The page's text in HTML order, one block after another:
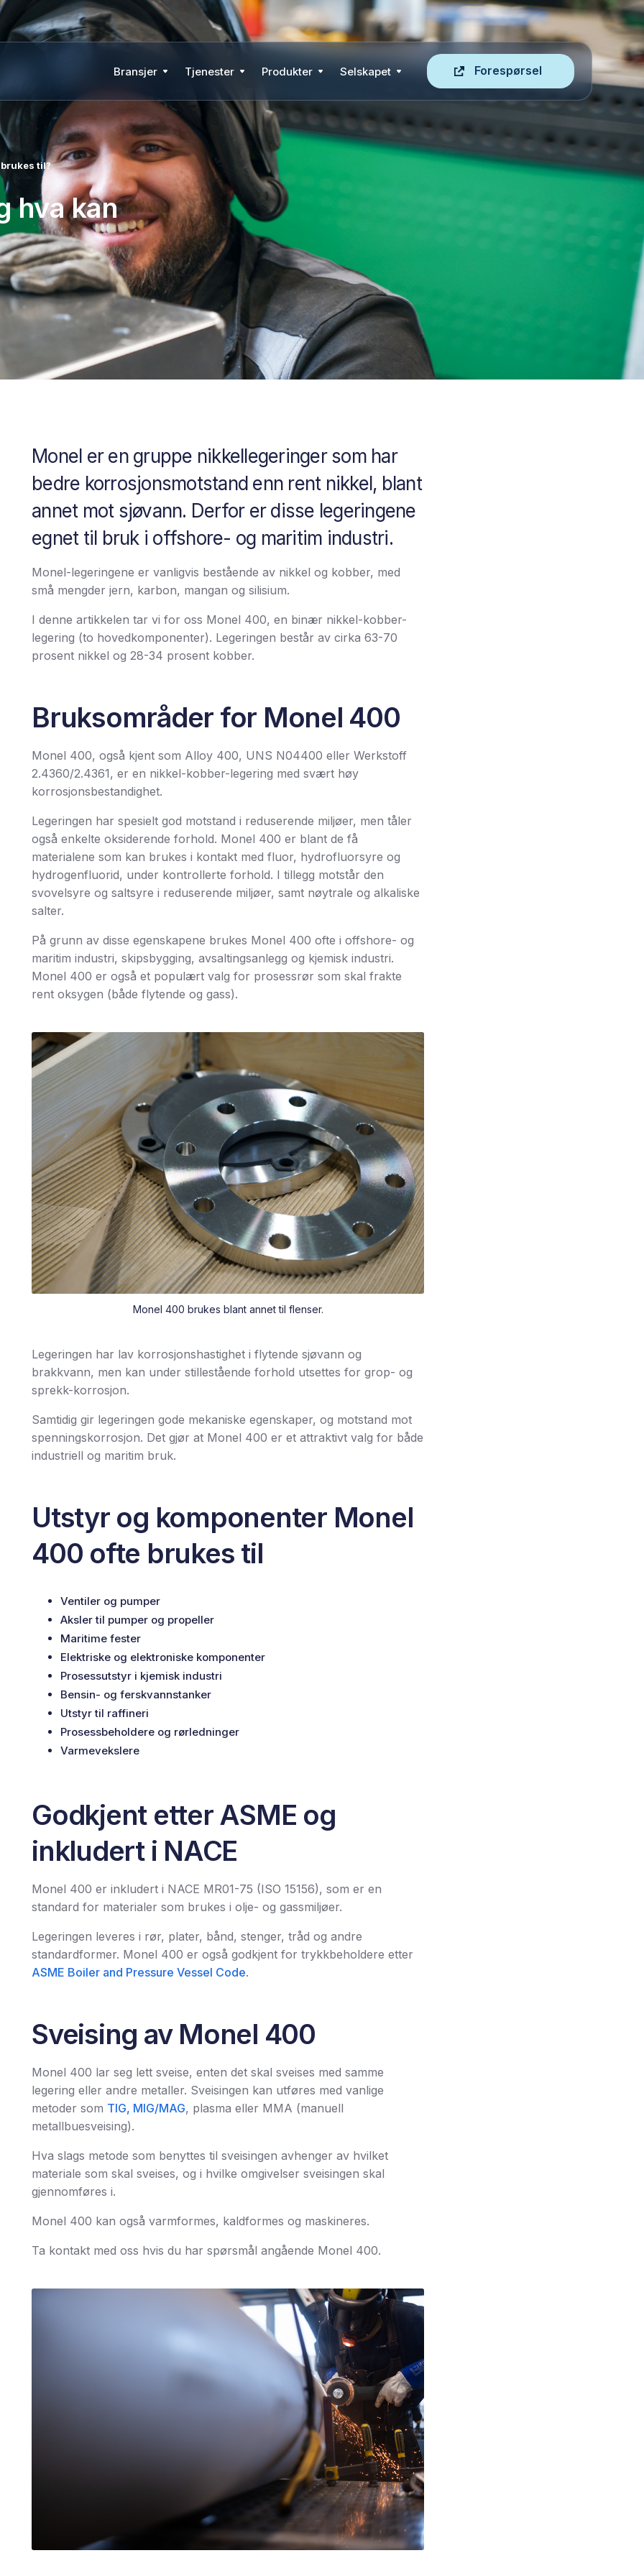
Bransjer Tjenester Produkter Selskapet Forespørsel
til?
hva kan
Monel er en gruppe nikkellegeringer som har
bedre korrosjonsmotstand enn rent nikkel, blant
annet mot sjøvann. Derfor er disse legeringene
egnet til bruk i offshore- og maritim industri.
Monel-legeringene er vanligvis bestående av nikkel og kobber, med
små mengder jern, karbon, mangan og silisium.
I denne artikkelen tar vi for oss Monel 400, en binær nikkel-kobber-
legering (to hovedkomponenter). Legeringen består av cirka 63-70
prosent nikkel og 28-34 prosent kobber.
Bruksområder for Monel 400
Monel 400, også kjent som Alloy 400, UNS N04400 eller Werkstoff
2.4360/2.4361, er en nikkel-kobber-legering med svært høy
korrosjonsbestandighet.
Legeringen har spesielt god motstand i reduserende miljøer, men tåler
også enkelte oksiderende forhold. Monel 400 er blant de få
materialene som kan brukes i kontakt med fluor, hydrofluorsyre og
hydrogenfluorid, under kontrollerte forhold. I tillegg motstår den
svovelsyre og saltsyre i reduserende miljøer, samt nøytrale og alkaliske
salter.
På grunn av disse egenskapene brukes Monel 400 ofte i offshore- og
maritim industri, skipsbygging, avsaltingsanlegg og kjemisk industri.
Monel 400 er også et populært valg for prosessrør som skal frakte
rent oksygen (både flytende og gass).
Monel 400 brukes blant annet til flenser.
Legeringen har lav korrosjonshastighet i flytende sjøvann og
brakkvann, men kan under stillestående forhold utsettes for grop- og
sprekk-korrosjon.
Samtidig gir legeringen gode mekaniske egenskaper, og motstand mot
spenningskorrosjon. Det gjør at Monel 400 er et attraktivt valg for både
industriell og maritim bruk.
Utstyr og komponenter Monel
400 ofte brukes til
Ventiler og pumper
Aksler til pumper og propeller
Maritime fester
Elektriske og elektroniske komponenter
Prosessutstyr i kjemisk industri
Bensin- og ferskvannstanker
Utstyr til raffineri
Prosessbeholdere og rørledninger
Varmevekslere
Godkjent etter ASME og
inkludert i NACE
Monel 400 er inkludert i NACE MR01-75 (ISO 15156), som er en
standard for materialer som brukes i olje- og gassmiljøer.
Legeringen leveres i rør, plater, bånd, stenger, tråd og andre
standardformer. Monel 400 er også godkjent for trykkbeholdere etter
ASME Boiler and Pressure Vessel Code.
Sveising av Monel 400
Monel 400 lar seg lett sveise, enten det skal sveises med samme
legering eller andre metaller. Sveisingen kan utføres med vanlige
metoder som TIG, MIG/MAG, plasma eller MMA (manuell
metallbuesveising).
Hva slags metode som benyttes til sveisingen avhenger av hvilket
materiale som skal sveises, og i hvilke omgivelser sveisingen skal
gjennomføres i.
Monel 400 kan også varmformes, kaldformes og maskineres.
Ta kontakt med oss hvis du har spørsmål angående Monel 400.